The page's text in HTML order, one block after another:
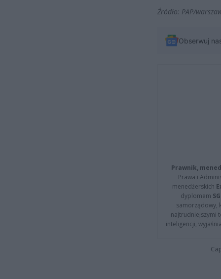
Źródło: PAP/
Obserwuj
Prawnik,
Prawa i
menedżerskich
dyplomem
samorządowy,
najtrudniejszymi
inteligencji,